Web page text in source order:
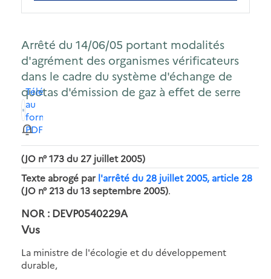
Arrêté du 14/06/05 portant modalités
d'agrément des organismes vérificateurs
dans le cadre du système d'échange de
quotas d'émission de gaz à effet de serre
Télécharger
au
format
PDF
(JO n° 173 du 27 juillet 2005)
Texte abrogé par l'arrêté du 28 juillet 2005, article 28
(JO n° 213 du 13 septembre 2005).
NOR : DEVP0540229A
Vus
La ministre de l'écologie et du développement
durable,